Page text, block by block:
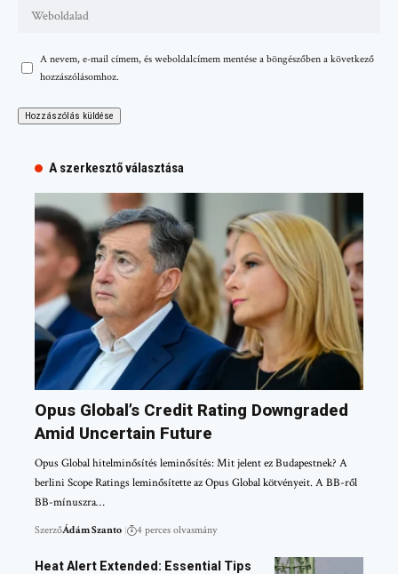
A nevem, e-mail címem, és weboldalcímem mentése a böngészőben a következő
hozzászólásomhoz.
A szerkesztő választása
Opus Global’s Credit Rating Downgraded
Amid Uncertain Future
Opus Global hitelminősítés leminősítés: Mit jelent ez Budapestnek? A
berlini Scope Ratings leminősítette az Opus Global kötvényeit. A BB-ről
BB-mínuszra…
SzerzőÁdám Szanto 4 perces olvasmány
Heat Alert Extended: Essential Tips